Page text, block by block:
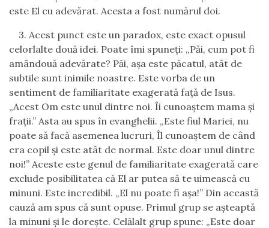
este El cu adevărat. Acesta a fost numărul doi.
3. Acest punct este un paradox, este exact opusul
celorlalte două idei. Poate îmi spuneţi: „Păi, cum pot fi
amândouă adevărate? Păi, aşa este păcatul, atât de
subtile sunt inimile noastre. Este vorba de un
sentiment de familiaritate exagerată faţă de Isus.
„Acest Om este unul dintre noi. Îi cunoaştem mama şi
fraţii.” Asta au spus în evanghelii. „Este fiul Mariei, nu
poate să facă asemenea lucruri, Îl cunoaştem de când
era copil şi este atât de normal. Este doar unul dintre
noi!” Aceste este genul de familiaritate exagerată care
exclude posibilitatea că El ar putea să te uimească cu
minuni. Este incredibil. „El nu poate fi aşa!” Din această
cauză am spus că sunt opuse. Primul grup se aşteaptă
la minuni şi le doreşte. Celălalt grup spune: „Este doar